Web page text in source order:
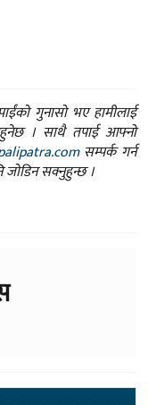
गुनासो भए हामीलाई
। साथै तपाई आफ्नो
सम्पर्क गर्न
जोडिन सक्नुहुन्छ ।